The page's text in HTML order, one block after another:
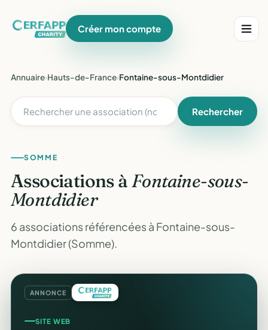
Créer mon compte
Annuaire›Hauts-de-France›Fontaine-sous-Montdidier
Rechercher
SOMME
Associations àFontaine-sous-
Montdidier
6 associations référencées à Fontaine-sous-
Montdidier (Somme).
ANNONCE
SITE WEB
COLLECTE DE DONS